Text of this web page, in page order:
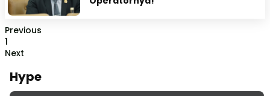
Previous
1
Next
Hype